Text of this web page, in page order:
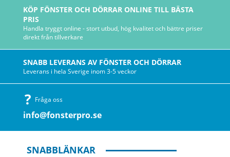
KÖP FÖNSTER OCH DÖRRAR ONLINE TILL BÄSTA
PRIS
Handla tryggt online - stort utbud, hög kvalitet och bättre priser
direkt från tillverkare
SNABB LEVERANS AV FÖNSTER OCH DÖRRAR
Leverans i hela Sverige inom 3-5 veckor
Fråga oss
info@fonsterpro.se
SNABBLÄNKAR